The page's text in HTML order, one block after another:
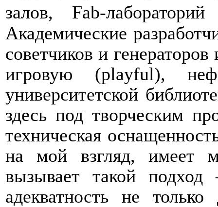
залов, Fab-
Академические
советчиков и
игровую (playful),
университетской
здесь под творческим
техническая
на мой взгляд, имеет
вызывает такой
адекватность не